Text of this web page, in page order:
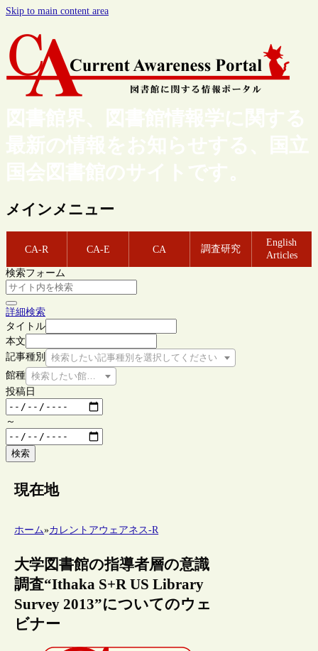
Skip to main content area
図書館界、図書館情報学に関する
最新の情報をお知らせする、国立
国会図書館のサイトです。
メインメニュー
CA-R CA-E CA 調査研究
English
Articles
検索フォーム
詳細検索
タイトル
本文
記事種別
検索したい記事種別を選択してください
館種 検索したい館種を選択してください
投稿日
～
検索
現在地
ホーム»カレントアウェアネス-R
大学図書館の指導者層の意識
調査“Ithaka S+R US Library
Survey 2013”についてのウェ
ビナー